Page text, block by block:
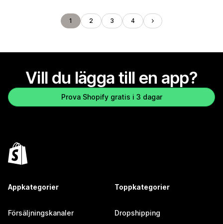
1 2 3 4
Vill du lägga till en app?
Prova Shopify gratis i 3 dagar
Appkategorier
Försäljningskanaler
Toppkategorier
Dropshipping